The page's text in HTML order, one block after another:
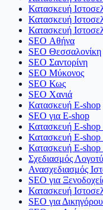
Κατασκευή
Κατασκευή
Κατασκευή
SEO Αθήνα
SEO Θεσσαλονίκη
SEO Σαντορίνη
SEO Μύκονος
SEO Κως
SEO Χανιά
Κατασκευή E-shop
SEO για E-shop
Κατασκευή E-
Κατασκευή E-
Κατασκευή E-
Σχεδιασμός
Ανασχεδιασμός
SEO για
Κατασκευή
SEO για